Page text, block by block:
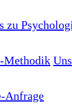
zu
Methodik
Anfrage